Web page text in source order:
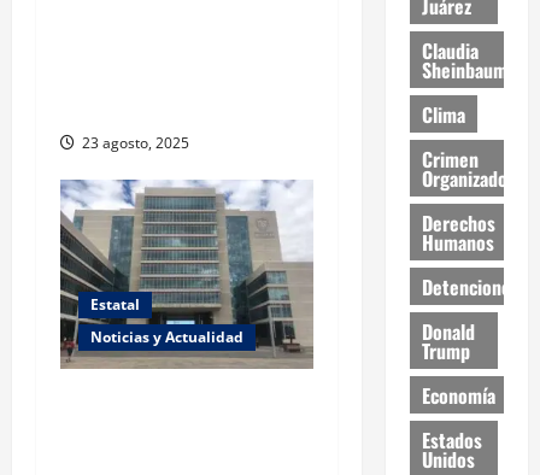
23 agosto, 2025
Estatal
Noticias y Actualidad
Juárez
Claudia
Sheinbaum
Clima
Crimen
Organizado
Derechos
Humanos
Detenciones
Donald
Trump
Economía
Estados
Unidos